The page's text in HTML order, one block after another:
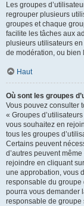
Les groupes
regrouper plusieurs
groupes et chaque
facilite les tâches aux
plusieurs utilisateurs
de modération, ou bien
Haut
Où sont les groupes
Vous pouvez consulter
« Groupes
vous souhaitez en
tous les groupes
Certains peuvent
d’autres peuvent
rejoindre en cliquant
une approbation, vous
responsable du groupe
pourra vous demander
responsable de groupe